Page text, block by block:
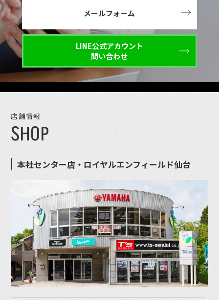
メールフォーム
LINE公式アカウント
問い合わせ
店舗情報
SHOP
本社センター店・ロイヤルエンフィールド仙台